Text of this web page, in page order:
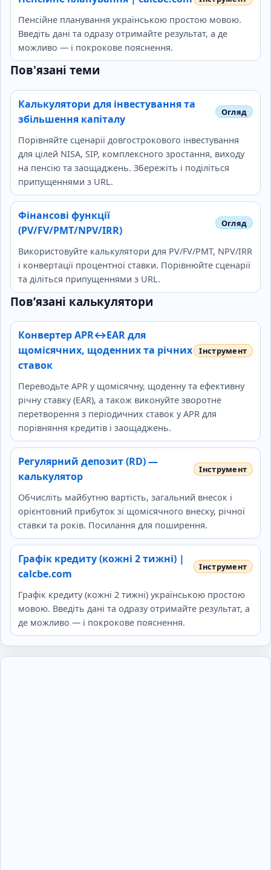
Пенсійне планування українською простою мовою.
Введіть дані та одразу отримайте результат, а де
можливо — і покрокове пояснення.
Пов'язані теми
Калькулятори для інвестування та
збільшення капіталу
Порівняйте сценарії довгострокового інвестування
для цілей NISA, SIP, комплексного зростання, виходу
на пенсію та заощаджень. Збережіть і поділіться
припущеннями з URL.
Фінансові функції
(PV/FV/PMT/NPV/IRR)
Використовуйте калькулятори для PV/FV/PMT, NPV/IRR
і конвертації процентної ставки. Порівнюйте сценарії
та діліться припущеннями з URL.
Пов’язані калькулятори
Конвертер APR↔EAR для
щомісячних, щоденних та річних
ставок
Переводьте APR у щомісячну, щоденну та ефективну
річну ставку (EAR), а також виконуйте зворотне
перетворення з періодичних ставок у APR для
порівняння кредитів і заощаджень.
Регулярний депозит (RD) —
калькулятор
Обчисліть майбутню вартість, загальний внесок і
орієнтовний прибуток зі щомісячного внеску, річної
ставки та років. Посилання для поширення.
Графік кредиту (кожні 2 тижні) |
calcbe.com
Графік кредиту (кожні 2 тижні) українською простою
мовою. Введіть дані та одразу отримайте результат, а
де можливо — і покрокове пояснення.